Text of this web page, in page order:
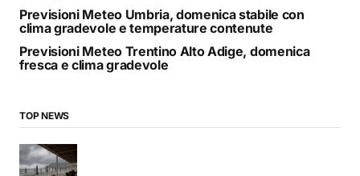
Previsioni Meteo Umbria, domenica stabile con
clima gradevole e temperature contenute
Previsioni Meteo Trentino Alto Adige, domenica
fresca e clima gradevole
TOP NEWS